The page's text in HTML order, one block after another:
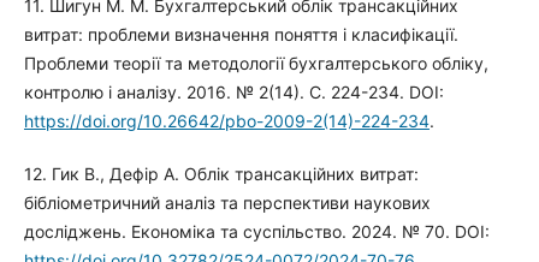
11. Шигун М. М. Бухгалтерський облік трансакційних
витрат: проблеми визначення поняття і класифікації.
Проблеми теорії та методології бухгалтерського обліку,
контролю і аналізу. 2016. № 2(14). С. 224-234. DOI:
https://doi.org/10.26642/pbo-2009-2(14)-224-234.
12. Гик В., Дефір А. Облік трансакційних витрат:
бібліометричний аналіз та перспективи наукових
досліджень. Економіка та суспільство. 2024. № 70. DOI: